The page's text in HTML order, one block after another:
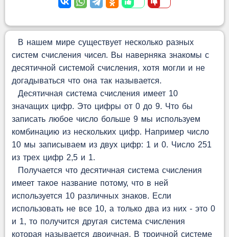
В нашем мире существует несколько разных
систем счисления чисел. Вы наверняка знакомы с
десятичной системой счисления, хотя могли и не
догадываться что она так называется.
Десятичная система счисления имеет 10
значащих цифр. Это цифры от 0 до 9. Что бы
записать любое число больше 9 мы используем
комбинацию из нескольких цифр. Например число
10 мы записываем из двух цифр: 1 и 0. Число 251
из трех цифр 2,5 и 1.
Получается что десятичная система счисления
имеет такое название потому, что в ней
используется 10 различных знаков. Если
использовать не все 10, а только два из них - это 0
и 1, то получится другая система счисления
которая называется двоичная. В троичной системе